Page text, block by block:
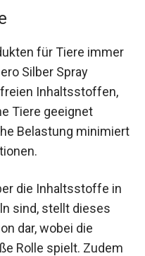
für Tiere immer
Silber Spray
Inhaltsstoffen,
Tiere geeignet
Belastung minimiert
die Inhaltsstoffe in
sind, stellt dieses
dar, wobei die
Rolle spielt. Zudem